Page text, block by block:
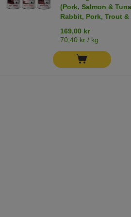
(Pork, Salmon &
Rabbit, Pork, Trout &
169,00 kr
70,40 kr / kg